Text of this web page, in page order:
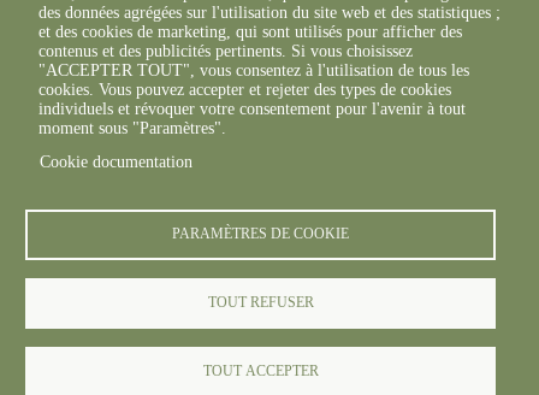
des données agrégées sur l'utilisation du site web et des statistiques ;
et des cookies de marketing, qui sont utilisés pour afficher des
contenus et des publicités pertinents. Si vous choisissez
"ACCEPTER TOUT", vous consentez à l'utilisation de tous les
cookies. Vous pouvez accepter et rejeter des types de cookies
individuels et révoquer votre consentement pour l'avenir à tout
moment sous "Paramètres".
Cookie documentation
PARAMÈTRES DE COOKIE
TOUT REFUSER
TOUT ACCEPTER